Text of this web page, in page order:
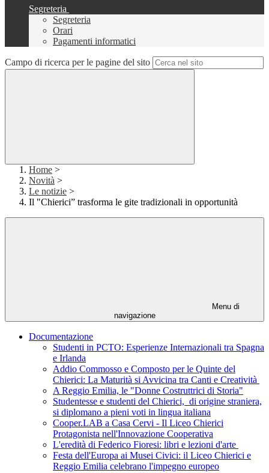
Segreteria
Segreteria
Orari
Pagamenti informatici
Campo di ricerca per le pagine del sito
Home >
Novità >
Le notizie >
Il "Chierici” trasforma le gite tradizionali in opportunità
Menu di
navigazione
Documentazione
Studenti in PCTO: Esperienze Internazionali tra Spagna
e Irlanda
Addio Commosso e Composto per le Quinte del
Chierici: La Maturità si Avvicina tra Canti e Creatività
A Reggio Emilia, le "Donne Costruttrici di Storia"
Studentesse e studenti del Chierici, di origine straniera,
si diplomano a pieni voti in lingua italiana
Cooper.LAB a Casa Cervi - Il Liceo Chierici
Protagonista nell'Innovazione Cooperativa
L'eredità di Federico Fioresi: libri e lezioni d'arte
Festa dell'Europa ai Musei Civici: il Liceo Chierici e
Reggio Emilia celebrano l'impegno europeo